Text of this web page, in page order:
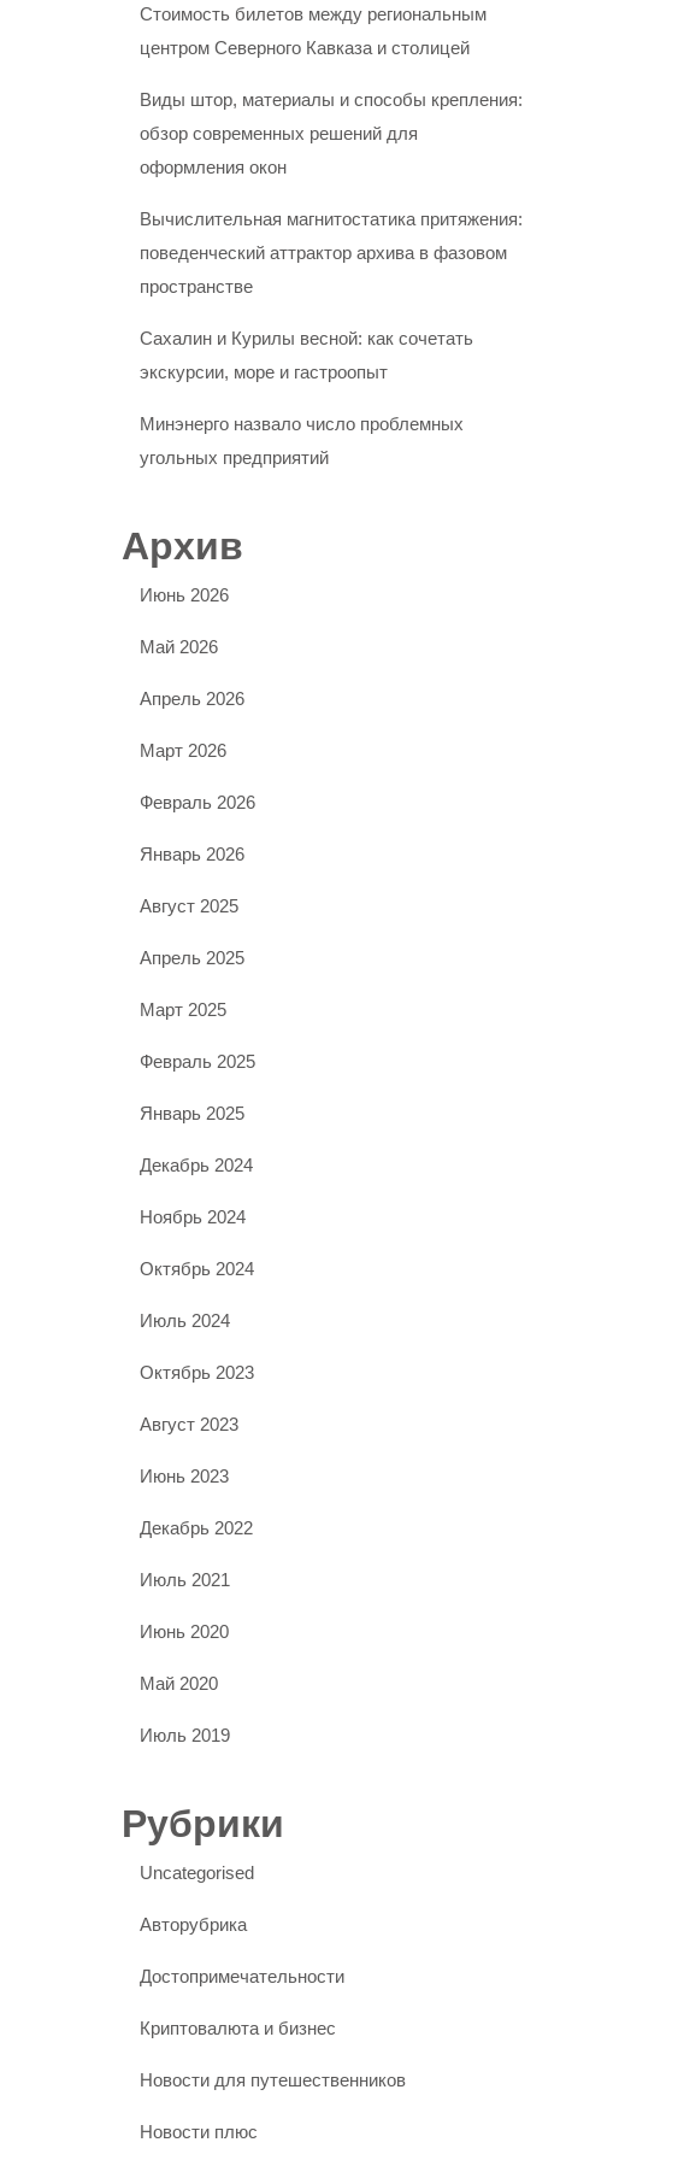
Стоимость билетов между региональным
центром Северного Кавказа и столицей
Виды штор, материалы и способы крепления:
обзор современных решений для
оформления окон
Вычислительная магнитостатика притяжения:
поведенческий аттрактор архива в фазовом
пространстве
Сахалин и Курилы весной: как сочетать
экскурсии, море и гастроопыт
Минэнерго назвало число проблемных
угольных предприятий
Архив
Июнь 2026
Май 2026
Апрель 2026
Март 2026
Февраль 2026
Январь 2026
Август 2025
Апрель 2025
Март 2025
Февраль 2025
Январь 2025
Декабрь 2024
Ноябрь 2024
Октябрь 2024
Июль 2024
Октябрь 2023
Август 2023
Июнь 2023
Декабрь 2022
Июль 2021
Июнь 2020
Май 2020
Июль 2019
Рубрики
Uncategorised
Авторубрика
Достопримечательности
Криптовалюта и бизнес
Новости для путешественников
Новости плюс